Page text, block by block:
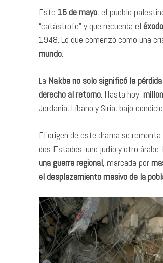
Este 15 de mayo, el pueblo
“catástrofe” y que recuerda el
1948. Lo que comenzó como una
mundo.
La Nakba no solo significó la
derecho al retorno. Hasta hoy,
Jordania, Líbano y Siria, bajo
El origen de este drama se
dos Estados: uno judío y otro
una guerra regional, marcada por
el desplazamiento masivo de la